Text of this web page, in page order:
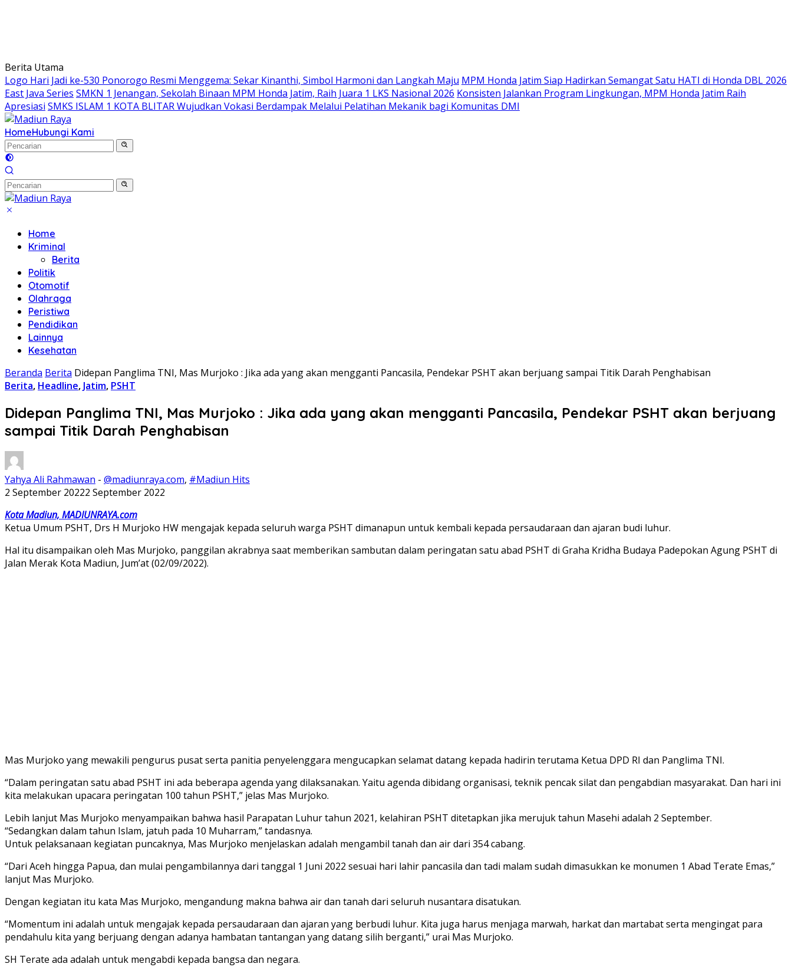
Berita Utama
Logo Hari Jadi ke-530 Ponorogo Resmi Menggema: Sekar Kinanthi, Simbol Harmoni dan Langkah Maju MPM Honda Jatim Siap Hadirkan Semangat Satu HATI di Honda DBL 2026
East Java Series SMKN 1 Jenangan, Sekolah Binaan MPM Honda Jatim, Raih Juara 1 LKS Nasional 2026 Konsisten Jalankan Program Lingkungan, MPM Honda Jatim Raih
Apresiasi SMKS ISLAM 1 KOTA BLITAR Wujudkan Vokasi Berdampak Melalui Pelatihan Mekanik bagi Komunitas DMI
HomeHubungi Kami
Home
Kriminal
Berita
Politik
Otomotif
Olahraga
Peristiwa
Pendidikan
Lainnya
Kesehatan
Beranda Berita Didepan Panglima TNI, Mas Murjoko : Jika ada yang akan mengganti Pancasila, Pendekar PSHT akan berjuang sampai Titik Darah Penghabisan
Berita, Headline, Jatim, PSHT
Didepan Panglima TNI, Mas Murjoko : Jika ada yang akan mengganti Pancasila, Pendekar PSHT akan berjuang
sampai Titik Darah Penghabisan
Yahya Ali Rahmawan - @madiunraya.com, #Madiun Hits
2 September 20222 September 2022
Kota Madiun, MADIUNRAYA.com
Ketua Umum PSHT, Drs H Murjoko HW mengajak kepada seluruh warga PSHT dimanapun untuk kembali kepada persaudaraan dan ajaran budi luhur.
Hal itu disampaikan oleh Mas Murjoko, panggilan akrabnya saat memberikan sambutan dalam peringatan satu abad PSHT di Graha Kridha Budaya Padepokan Agung PSHT di
Jalan Merak Kota Madiun, Jum’at (02/09/2022).
Mas Murjoko yang mewakili pengurus pusat serta panitia penyelenggara mengucapkan selamat datang kepada hadirin terutama Ketua DPD RI dan Panglima TNI.
“Dalam peringatan satu abad PSHT ini ada beberapa agenda yang dilaksanakan. Yaitu agenda dibidang organisasi, teknik pencak silat dan pengabdian masyarakat. Dan hari ini
kita melakukan upacara peringatan 100 tahun PSHT,” jelas Mas Murjoko.
Lebih lanjut Mas Murjoko menyampaikan bahwa hasil Parapatan Luhur tahun 2021, kelahiran PSHT ditetapkan jika merujuk tahun Masehi adalah 2 September.
“Sedangkan dalam tahun Islam, jatuh pada 10 Muharram,” tandasnya.
Untuk pelaksanaan kegiatan puncaknya, Mas Murjoko menjelaskan adalah mengambil tanah dan air dari 354 cabang.
“Dari Aceh hingga Papua, dan mulai pengambilannya dari tanggal 1 Juni 2022 sesuai hari lahir pancasila dan tadi malam sudah dimasukkan ke monumen 1 Abad Terate Emas,”
lanjut Mas Murjoko.
Dengan kegiatan itu kata Mas Murjoko, mengandung makna bahwa air dan tanah dari seluruh nusantara disatukan.
“Momentum ini adalah untuk mengajak kepada persaudaraan dan ajaran yang berbudi luhur. Kita juga harus menjaga marwah, harkat dan martabat serta mengingat para
pendahulu kita yang berjuang dengan adanya hambatan tantangan yang datang silih berganti,” urai Mas Murjoko.
SH Terate ada adalah untuk mengabdi kepada bangsa dan negara.